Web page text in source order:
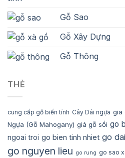
Gỗ Sao
Gỗ Xây Dựng
Gỗ Thông
THẺ
cung cấp gỗ biến tính Cây Dái ngựa gia
Ngựa (Gỗ Mahogany) giá gỗ sồi go
ngoai troi go bien tinh nhiet go
go nguyen lieu go rung go sao